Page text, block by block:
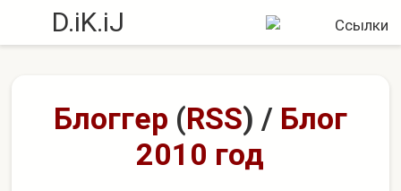
D.iK.iJ
Блоггер (RSS) / Блог
2010 год